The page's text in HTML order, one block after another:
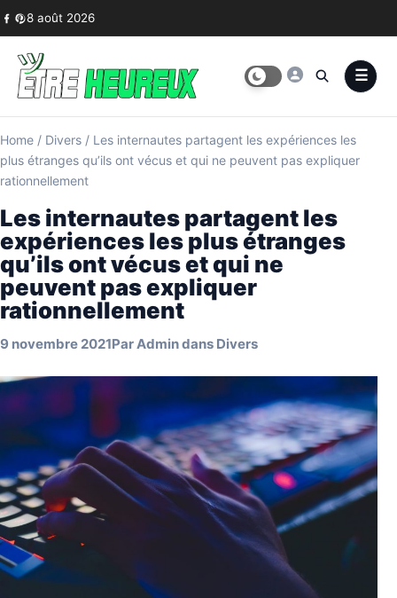
Skip to content
8 août 2026
Home / Divers / Les internautes partagent les expériences les
plus étranges qu’ils ont vécus et qui ne peuvent pas expliquer
rationnellement
Les internautes partagent les
expériences les plus étranges
qu’ils ont vécus et qui ne
peuvent pas expliquer
rationnellement
9 novembre 2021ParAdmindans Divers